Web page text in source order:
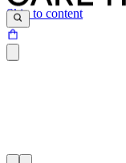
Skip to content